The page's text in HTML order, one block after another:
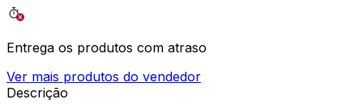
Entrega os produtos com atraso
Ver mais produtos do vendedor
Descrição